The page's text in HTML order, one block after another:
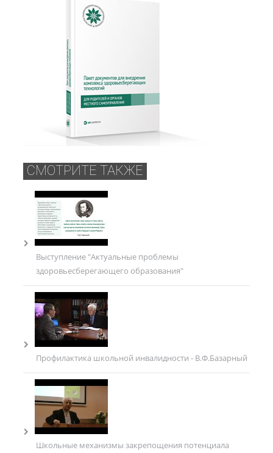
СМОТРИТЕ ТАКЖЕ
Выступление "Актуальные проблемы
здоровьесберегающего образования"
Профилактика школьной инвалидности - В.Ф.Базарный
Школьные механизмы закрепощения потенциала